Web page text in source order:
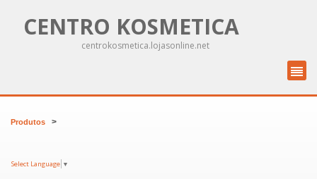
CENTRO KOSMETICA
centrokosmetica.lojasonline.net
Produtos >
Select Language ▼